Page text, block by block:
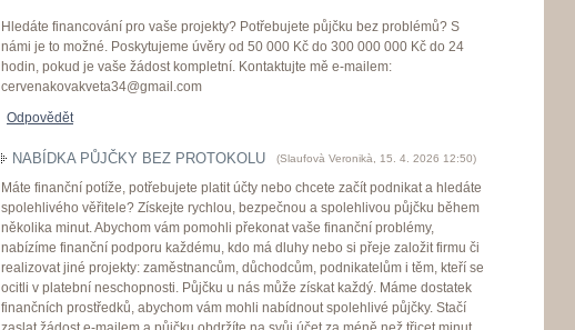
Hledáte financování pro vaše projekty? Potřebujete půjčku bez problémů? S
námi je to možné. Poskytujeme úvěry od 50 000 Kč do 300 000 000 Kč do 24
hodin, pokud je vaše žádost kompletní. Kontaktujte mě e-mailem:
cervenakovakveta34@gmail.com
Odpovědět
NABÍDKA PŮJČKY BEZ PROTOKOLU (Slaufovà Veronikà 15. 4. 2026 12:50)
Máte finanční potíže, potřebujete platit účty nebo chcete začít podnikat a hledáte
spolehlivého věřitele? Získejte rychlou, bezpečnou a spolehlivou půjčku během
několika minut. Abychom vám pomohli překonat vaše finanční problémy,
nabízíme finanční podporu každému, kdo má dluhy nebo si přeje založit firmu či
realizovat jiné projekty: zaměstnancům, důchodcům, podnikatelům i těm, kteří se
ocitli v platební neschopnosti. Půjčku u nás může získat každý. Máme dostatek
finančních prostředků, abychom vám mohli nabídnout spolehlivé půjčky. Stačí